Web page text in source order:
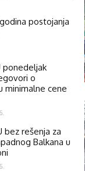
postojanja
ponedeljak
o
minimalne cene
bez rešenja za
Balkana u